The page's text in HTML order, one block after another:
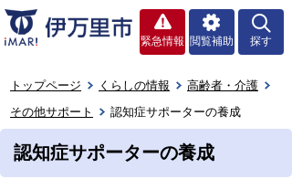
緊急情報 閲覧補助 探す
トップページ くらしの情報
高齢者・介護
その他サポート
認知症サポーターの養成
認知症サポーターの養成